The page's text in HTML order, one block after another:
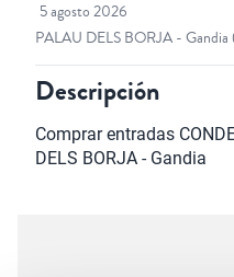
5 agosto 2026
PALAU DELS BORJA - Gandia
Descripción
Comprar entradas
DELS BORJA - Gandia